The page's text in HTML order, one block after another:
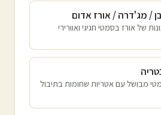
/ מג'דרה / אורז אדום
של אורז בסמטי חגיגי ואוורירי
מבושל עם אטריות שחומות בתיבול